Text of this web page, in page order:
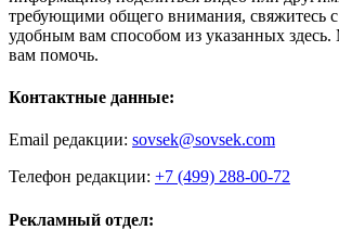
требующими общего внимания, свяжитесь
удобным вам способом из указанных
вам помочь.
Контактные данные:
Email редакции: sovsek@sovsek.com
Телефон редакции: +7 (499) 288-00-72
Рекламный отдел: